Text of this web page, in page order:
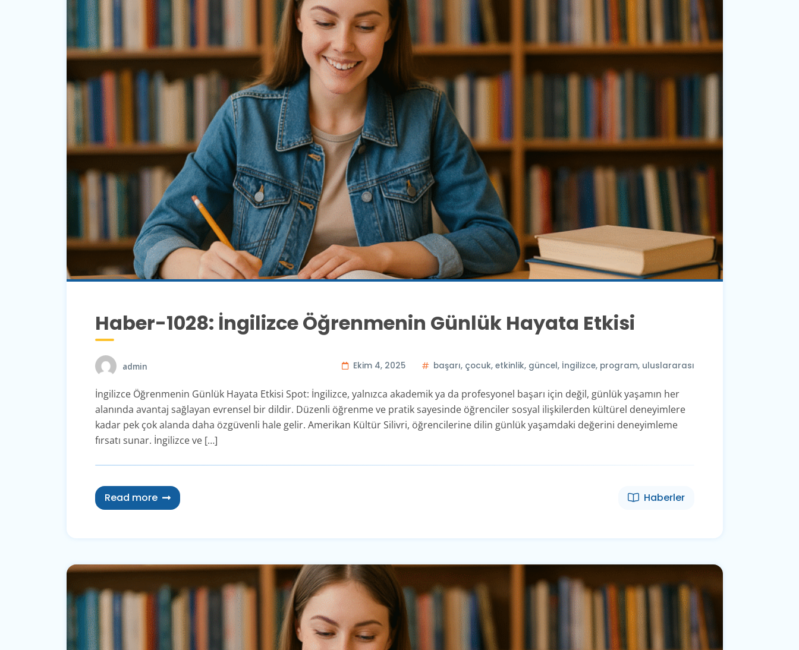
Haber-1028: İngilizce Öğrenmenin Günlük Hayata Etkisi
admin Ekim 4, 2025 başarı, çocuk, etkinlik, güncel, İngilizce, program, uluslararası
İngilizce Öğrenmenin Günlük Hayata Etkisi Spot: İngilizce, yalnızca akademik ya da profesyonel başarı için değil, günlük yaşamın her
alanında avantaj sağlayan evrensel bir dildir. Düzenli öğrenme ve pratik sayesinde öğrenciler sosyal ilişkilerden kültürel deneyimlere
kadar pek çok alanda daha özgüvenli hale gelir. Amerikan Kültür Silivri, öğrencilerine dilin günlük yaşamdaki değerini deneyimleme
fırsatı sunar. İngilizce ve […]
Read more Haberler